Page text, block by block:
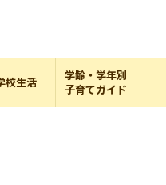
校生活
学齢・学年別
子育てガイド